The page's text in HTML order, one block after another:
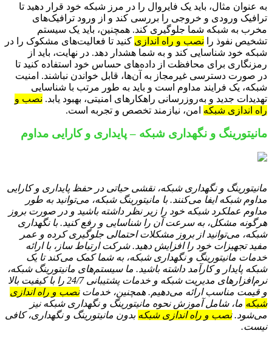
به عنوان مثال، باید یک فایروال را در مرز شبکه خود قرار دهید تا
ترافیک ورودی و خروجی را بررسی کند و از ورود ترافیک‌های
مخرب به شبکه شما جلوگیری کند. همچنین، باید یک سیستم
تشخیص نفوذ را نصب و راه اندازی کنید تا فعالیت‌های مشکوک را در
شبکه خود شناسایی کند و به شما هشدار دهد. در نهایت، باید از
رمزنگاری برای محافظت از داده‌های حساس خود استفاده کنید تا
در صورت دسترسی غیرمجاز به آن‌ها، قابل خواندن نباشند. امنیت
شبکه، یک فرایند مداوم است و باید به طور مرتب با شناسایی
تهدیدات جدید و به‌روزرسانی راهکارهای امنیتی، بهبود یابد. نصب و
راه اندازی شبکه امن، نیازمند تخصص و تجربه است.
مانیتورینگ و نگهداری شبکه – پایداری و کارایی مداوم
مانیتورینگ و نگهداری شبکه، نقشی حیاتی در حفظ پایداری و کارایی
مداوم شبکه ایفا می‌کنند. با مانیتورینگ شبکه، می‌توانید به طور
مداوم عملکرد شبکه خود را زیر نظر داشته باشید و در صورت بروز
هرگونه مشکل، به سرعت آن را شناسایی و رفع کنید. با نگهداری
شبکه، می‌توانید از بروز مشکلات احتمالی جلوگیری کرده و عمر
مفید تجهیزات خود را افزایش دهید. شرکت ارتباط ساز، با ارائه
خدمات مانیتورینگ و نگهداری شبکه، به شما کمک می‌کند تا یک
شبکه پایدار و کارآمد داشته باشید. ما سیستم‌های مانیتورینگ شبکه،
نرم‌افزارهای مدیریت شبکه و خدمات پشتیبانی 24/7 را با کیفیت بالا
و قیمت مناسب ارائه می‌دهیم. همچنین، خدماتنصب و راه اندازی
شبکه ما، شامل آموزش نحوه مانیتورینگ و نگهداری شبکه نیز
می‌شود.نصب و راه اندازی شبکه بدون مانیتورینگ و نگهداری، کافی
نیست.